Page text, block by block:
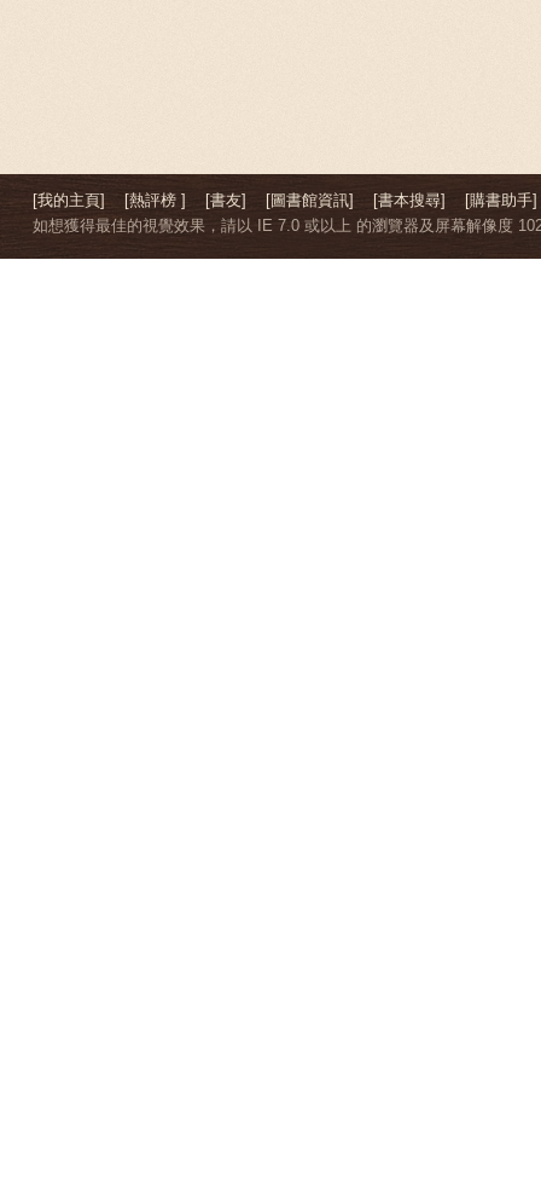
[我的主頁] [熱評榜 ] [書友] [圖書館資訊] [書本搜尋]
[購書助手]
如想獲得最佳的視覺效果，請以 IE 7.0 或以上 的瀏覽器及屏幕解像度